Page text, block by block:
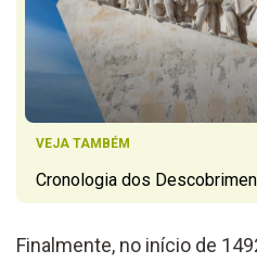
VEJA TAMBÉM
Cronologia dos
Finalmente, no início de